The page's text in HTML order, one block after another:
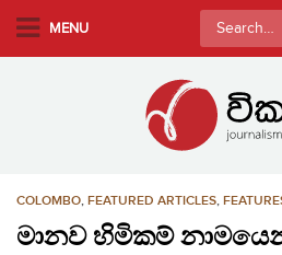
MENU
Search
for:
COLOMBO, FEATURED ARTICLES,
මානව හිමිකම්